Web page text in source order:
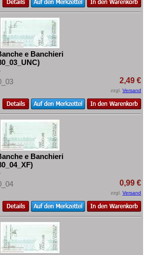
e Banchieri
2,49 €
zzgl. Versand
e Banchieri
0,99 €
zzgl. Versand